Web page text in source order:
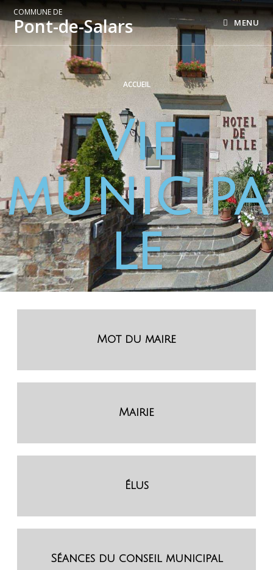
COMMUNE DE
Pont-de-Salars MENU
ACCUEIL
Vie
municipa
le
Mot du maire
Mairie
Élus
Séances du conseil municipal